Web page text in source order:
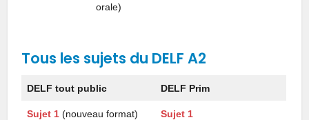
orale)
Tous les sujets du DELF A2
DELF tout public DELF Prim
Sujet 1 (nouveau format)
Sujet 1